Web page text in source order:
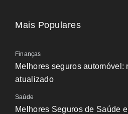
Mais Populares
Finanças
Melhores seguros automóvel:
atualizado
Saúde
Melhores Seguros de Saúde